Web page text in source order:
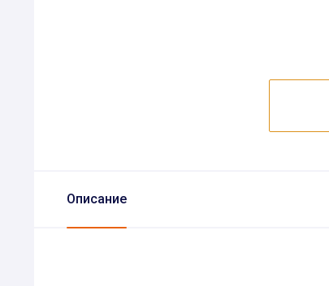
Описание